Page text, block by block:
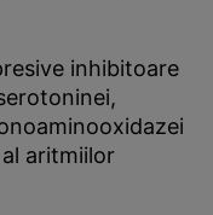
inhibitoare
aritmiilor